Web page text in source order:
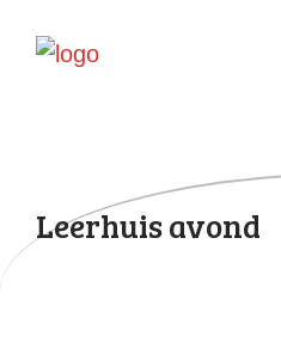
Leerhuis avond